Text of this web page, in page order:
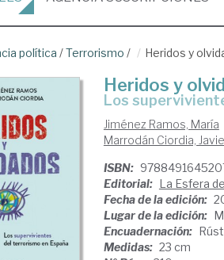
política /Terrorismo / Heridos y
Heridos y
los
Jiménez Ramos, María
Marrodán Ciordia,
ISBN:
Editorial: La Esfera
Fecha de la edición:
Lugar de la edición:
Encuadernación:
Medidas: 23 cm